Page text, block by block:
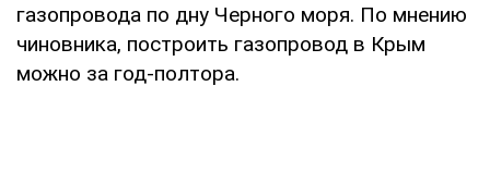
газопровода по дну Черного моря. По мнению
чиновника, построить газопровод в Крым
можно за год-полтора.